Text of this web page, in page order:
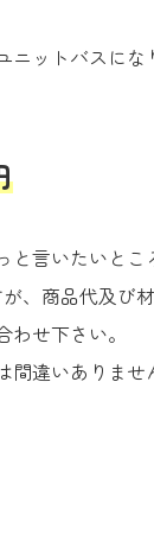
ットバスにな
言いたいとこ
、商品代及び
せ下さい。
間違いありませ